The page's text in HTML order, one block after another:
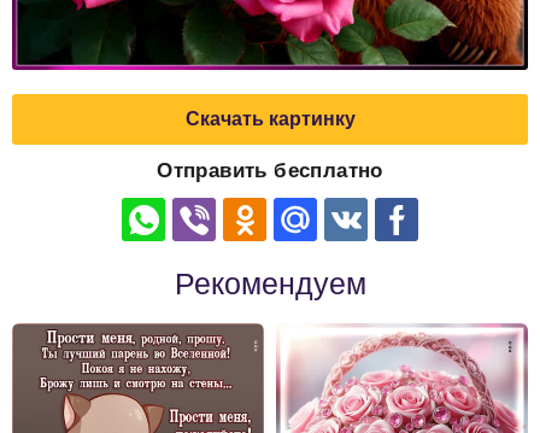
Скачать картинку
Отправить бесплатно
Рекомендуем